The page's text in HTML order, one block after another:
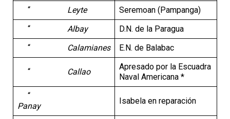
“ Leyte
Seremoan (Pampanga)
“ Albay
D.N. de la Paragua
“
Calamianes E.N. de Balabac
“ Callao
Apresado por la Escuadra
Naval Americana *
“
Panay
Isabela en reparación